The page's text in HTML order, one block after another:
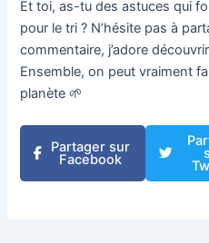
Et toi, as-tu des astuces qui
pour le tri ? N’hésite pas à
commentaire, j’adore
Ensemble, on peut vraiment
planète 🌱
Partager sur
Facebook